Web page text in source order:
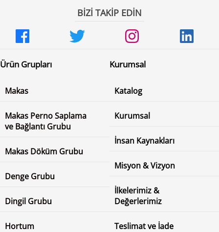
BİZİ TAKİP EDİN
Ürün Grupları
Makas
Makas Perno Saplama
ve Bağlantı Grubu
Makas Döküm Grubu
Denge Grubu
Dingil Grubu
Hortum
Kurumsal
Katalog
Kurumsal
İnsan Kaynakları
Misyon & Vizyon
İlkelerimiz &
Değerlerimiz
Teslimat ve İade